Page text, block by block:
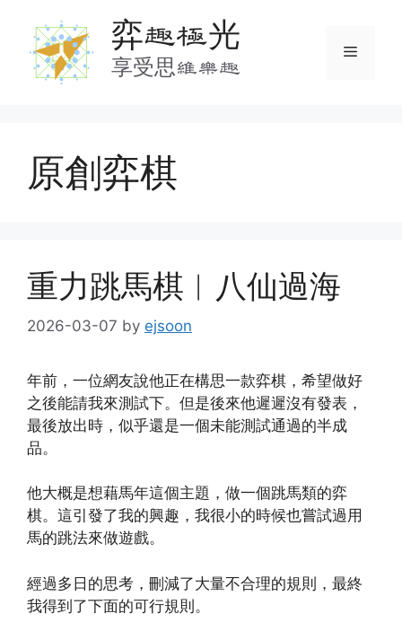
content
弈趣極光
享受思維樂趣
Menu
原創弈棋
重力跳馬棋︱八仙過海
2026-03-07 by ejsoon
年前，一位網友說他正在構思一款弈棋，希望做好
之後能請我來測試下。但是後來他遲遲沒有發表，
最後放出時，似乎還是一個未能測試通過的半成
品。
他大概是想藉馬年這個主題，做一個跳馬類的弈
棋。這引發了我的興趣，我很小的時候也嘗試過用
馬的跳法來做遊戲。
經過多日的思考，刪減了大量不合理的規則，最終
我得到了下面的可行規則。